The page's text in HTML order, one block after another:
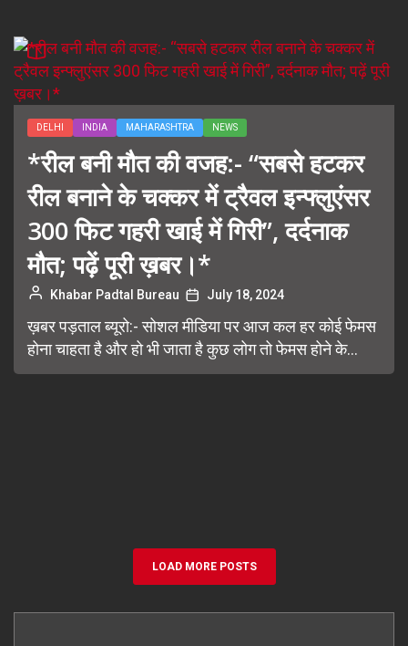
DELHI INDIA MAHARASHTRA NEWS
*रील बनी मौत की वजह:- “सबसे हटकर
रील बनाने के चक्कर में ट्रैवल इन्फ्लुएंसर
300 फिट गहरी खाई में गिरी”, दर्दनाक
मौत; पढ़ें पूरी ख़बर।*
Khabar Padtal Bureau July 18, 2024
ख़बर पड़ताल ब्यूरो:- सोशल मीडिया पर आज कल हर कोई फेमस
होना चाहता है और हो भी जाता है कुछ लोग तो फेमस होने के...
LOAD MORE POSTS